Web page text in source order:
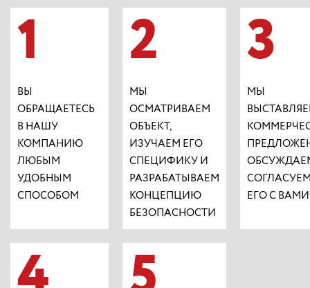
1
ВЫ
ОБРАЩАЕТЕСЬ
В НАШУ
КОМПАНИЮ
ЛЮБЫМ
УДОБНЫМ
СПОСОБОМ
2
МЫ
ОСМАТРИВАЕМ
ОБЪЕКТ,
ИЗУЧАЕМ ЕГО
СПЕЦИФИКУ И
РАЗРАБАТЫВАЕМ
КОНЦЕПЦИЮ
БЕЗОПАСНОСТИ
3
МЫ
ЕГО С ВАМИ